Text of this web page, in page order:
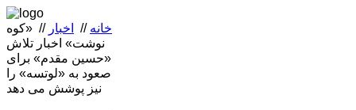
خانه // اخبار // «کوه
نوشت» اخبار تلاش
«حسین مقدم» برای
صعود به «لوتسه» را
نیز پوشش می دهد